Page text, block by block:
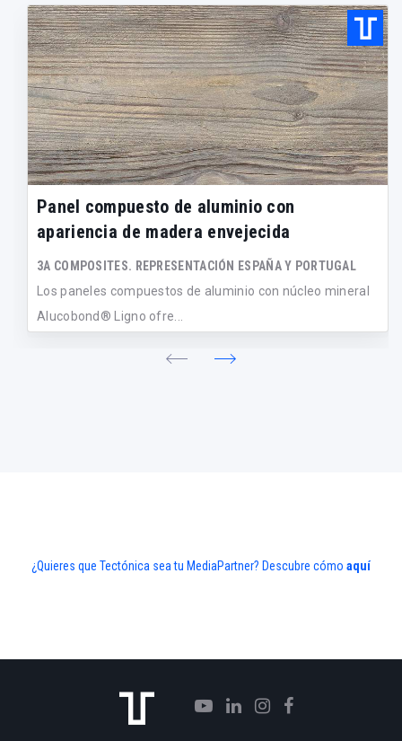
Panel compuesto de aluminio con
apariencia de madera envejecida
3A COMPOSITES. REPRESENTACIÓN ESPAÑA Y PORTUGAL
Los paneles compuestos de aluminio con núcleo mineral
Alucobond® Ligno ofre...
¿Quieres que Tectónica sea tu MediaPartner? Descubre cómo aquí